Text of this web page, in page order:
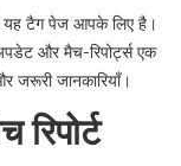
यह टैग पेज आपके लिए है।
और मैच-रिपोर्ट्स एक
जरूरी जानकारियाँ।